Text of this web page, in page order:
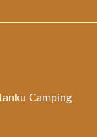
Camping